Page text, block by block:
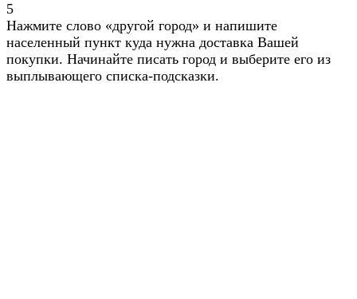
5
Нажмите слово «другой город» и напишите
населенный пункт куда нужна доставка Вашей
покупки. Начинайте писать город и выберите его из
выплывающего списка-подсказки.